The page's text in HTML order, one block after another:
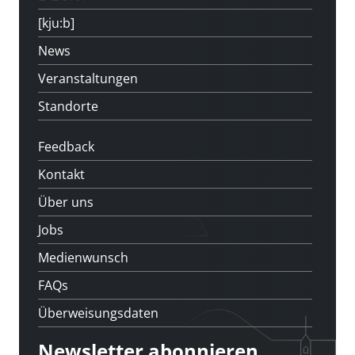
[kju:b]
News
Veranstaltungen
Standorte
Feedback
Kontakt
Über uns
Jobs
Medienwunsch
FAQs
Überweisungsdaten